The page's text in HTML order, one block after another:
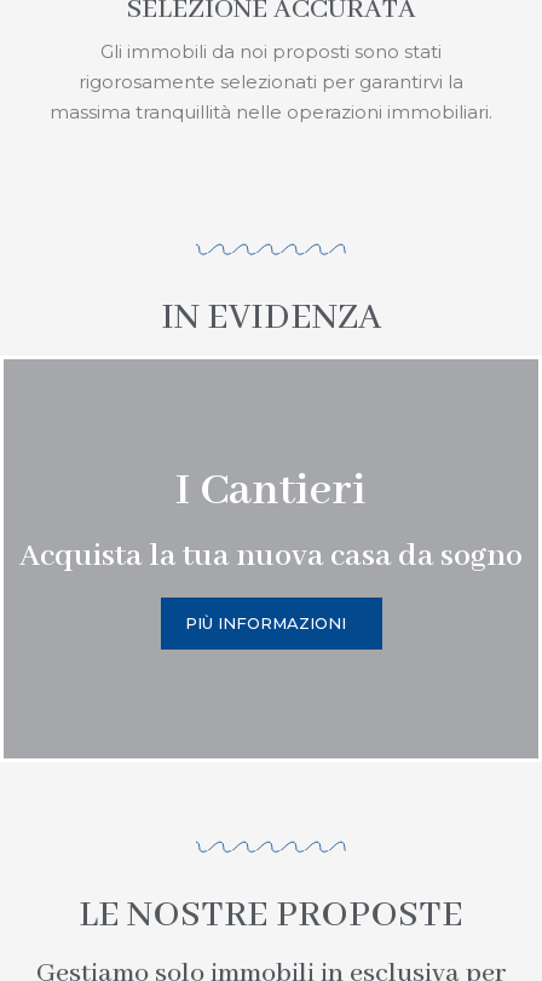
SELEZIONE ACCURATA
Gli immobili da noi proposti sono stati
rigorosamente selezionati per garantirvi la
massima tranquillità nelle operazioni immobiliari.
IN EVIDENZA
I Cantieri
Acquista la tua nuova casa da sogno
PIÙ INFORMAZIONI
LE NOSTRE PROPOSTE
Gestiamo solo immobili in esclusiva per